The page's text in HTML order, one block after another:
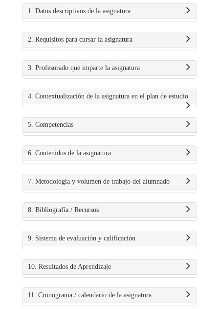
1. Datos descriptivos de la asignatura
2. Requisitos para cursar la asignatura
3. Profesorado que imparte la asignatura
4. Contextualización de la asignatura en el plan de estudio
5. Competencias
6. Contenidos de la asignatura
7. Metodología y volumen de trabajo del alumnado
8. Bibliografía / Recursos
9. Sistema de evaluación y calificación
10. Resultados de Aprendizaje
11. Cronograma / calendario de la asignatura